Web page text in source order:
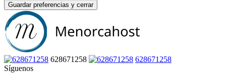
Guardar preferencias y cerrar
628671258
628671258
Síguenos